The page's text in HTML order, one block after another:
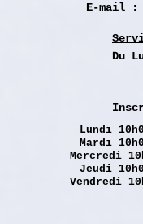
E-mail
Du
Lundi
Mardi
Mercredi
Jeudi
Vendredi